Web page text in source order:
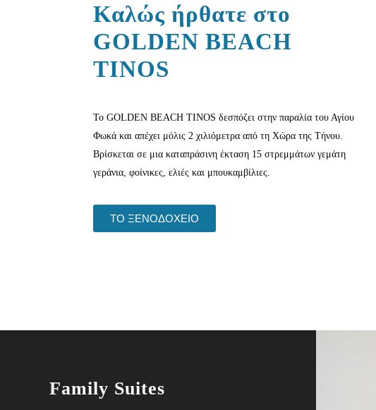
Καλώς ήρθατε στο
GOLDEN BEACH
TINOS
Το GOLDEN BEACH TINOS δεσπόζει στην παραλία του Αγίου
Φωκά και απέχει μόλις 2 χιλιόμετρα από τη Χώρα της Τήνου.
Βρίσκεται σε μια καταπράσινη έκταση 15 στρεμμάτων γεμάτη
γεράνια, φοίνικες, ελιές και μπουκαμβίλιες.
ΤΟ ΞΕΝΟΔΟΧΕΙΟ
Family Suites